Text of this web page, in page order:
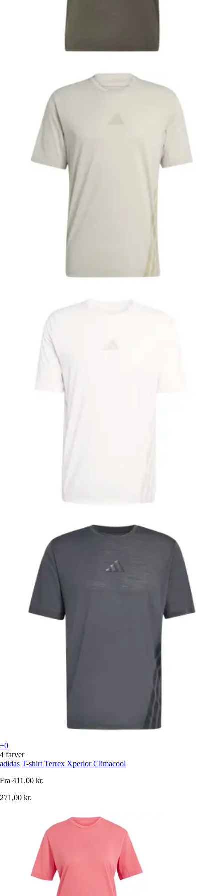
+0
4 farver
adidas T-shirt Terrex Xperior Climacool
Fra 411,00 kr.
271,00 kr.